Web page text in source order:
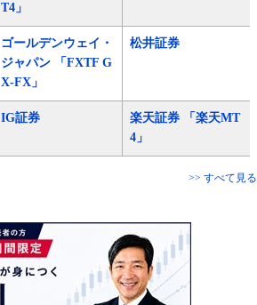
T4」
ゴールデンウェイ・
ジャパン 「FXTF G
X-FX」
松井証券
IG証券
楽天証券 「楽天MT
4」
>> すべて見る